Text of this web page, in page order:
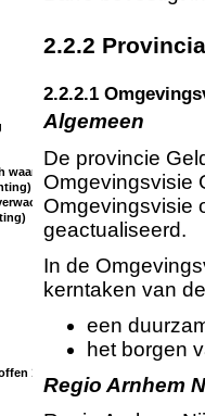
waardevol gebied)
1
2.2.2
2.2.2.1
Algemeen
De provincie
Omgevingsvisie
Omgevingsvisie
geactualiseerd.
In de
kerntaken van
een
het borgen
Regio Arnhem